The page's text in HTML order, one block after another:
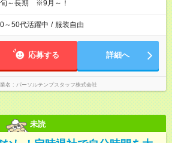
～長期 ※9月～！
～50代活躍中 / 服装自由
応募する 詳細へ
名 パーソルテンプスタッフ株式会社
未読